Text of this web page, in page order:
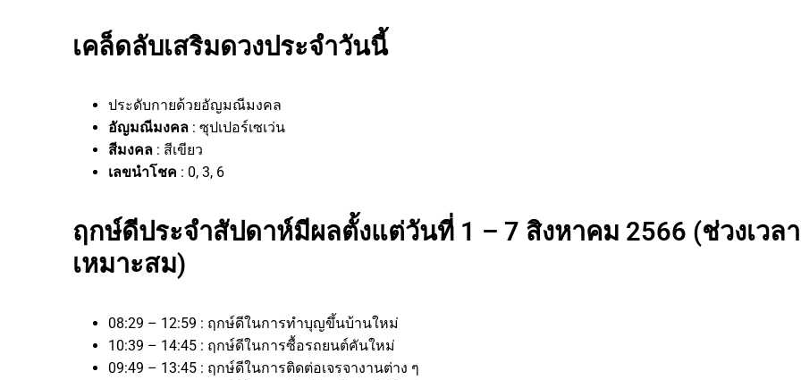
เคล็ดลับเสริมดวงประจำวันนี้
ประดับกายด้วยอัญมณีมงคล
อัญมณีมงคล : ซุปเปอร์เซเว่น
สีมงคล : สีเขียว
เลขนำโชค : 0, 3, 6
ฤกษ์ดีประจำสัปดาห์มีผลตั้งแต่วันที่ 1 – 7 สิงหาคม 2566 (ช่วงเวล
เหมาะสม)
08:29 – 12:59 : ฤกษ์ดีในการทำบุญขึ้นบ้านใหม่
10:39 – 14:45 : ฤกษ์ดีในการซื้อรถยนต์คันใหม่
09:49 – 13:45 : ฤกษ์ดีในการติดต่อเจรจางานต่าง ๆ